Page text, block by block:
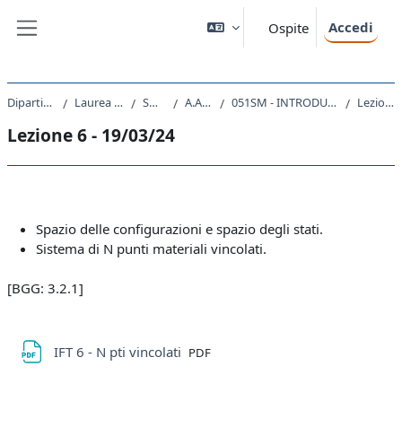
Ospite Accedi
Dipartimento di Fisica Laurea triennale (DM270) SM20 - FISICA A.A. 2023 - 2024 051SM - INTRODUZIONE ALLA FISICA TEORICA 2023 Lezione 6 - 19/03/24
Lezione 6 - 19/03/24
Spazio delle configurazioni e spazio degli stati.
Sistema di N punti materiali vincolati.
[BGG: 3.2.1]
IFT 6 - N pti vincolati File
PDF